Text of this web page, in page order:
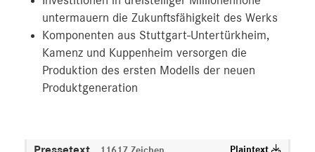
untermauern die Zukunftsfähigkeit des Werks
Komponenten aus Stuttgart-Untertürkheim,
Kamenz und Kuppenheim versorgen die
Produktion des ersten Modells der neuen
Produktgeneration
Pressetext Plaintext